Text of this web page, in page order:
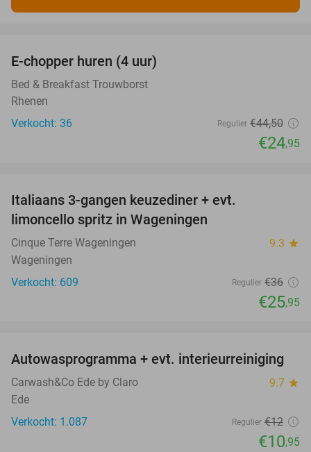
E-chopper huren (4 uur)
Bed & Breakfast Trouwborst
Rhenen
Verkocht: 36
Regulier €44,50
€24,95
Italiaans 3-gangen keuzediner + evt.
limoncello spritz in Wageningen
Cinque Terre Wageningen 9.3 star
Wageningen
Verkocht: 609
Regulier €36
€25,95
9%
Autowasprogramma + evt. interieurreiniging
Carwash&Co Ede by Claro 9.7 star
Ede
Verkocht: 1.087
Regulier €12
€10,95